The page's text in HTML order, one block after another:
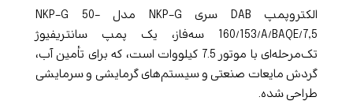
الکتروپمپ DAB سری NKP-G مدل NKP-G 50-
160/153/A/BAQE/7,5 سه‌فاز، یک پمپ سانتریفیوژ
تک‌مرحله‌ای با موتور 7.5 کیلووات است، که برای تأمین آب،
گردش مایعات صنعتی و سیستم‌های گرمایشی و سرمایشی
طراحی شده.